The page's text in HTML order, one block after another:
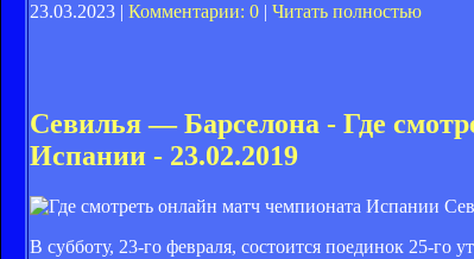
23.03.2023 | Комментарии: 0 Читать полностью
Севилья — Барселона - Где
Испании - 23.02.2019
В субботу, 23-го февраля, состоится поединок 25-го